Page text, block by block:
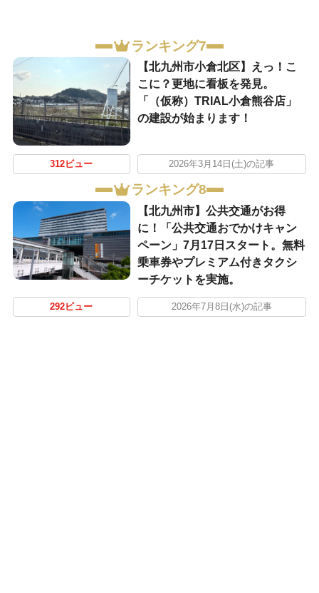
ランキング7
【北九州市小倉北区】えっ！こ
こに？更地に看板を発見。
「（仮称）TRIAL小倉熊谷店」
の建設が始まります！
312ビュー 2026年3月14日(土)の記事
ランキング8
【北九州市】公共交通がお得
に！「公共交通おでかけキャン
ペーン」7月17日スタート。無料
乗車券やプレミアム付きタクシ
ーチケットを実施。
292ビュー 2026年7月8日(水)の記事